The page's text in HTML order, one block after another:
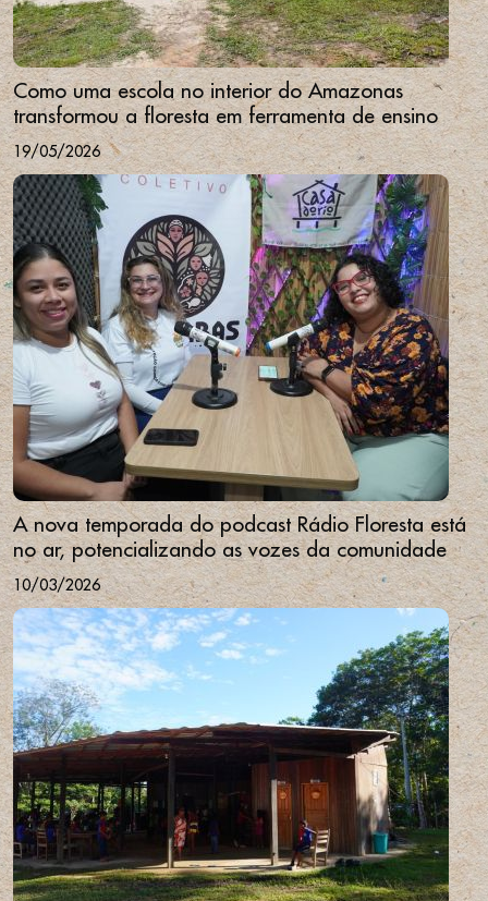
Como uma escola no interior do Amazonas
transformou a floresta em ferramenta de ensino
19/05/2026
A nova temporada do podcast Rádio Floresta está
no ar, potencializando as vozes da comunidade
10/03/2026